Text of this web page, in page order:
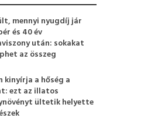
mennyi nyugdíj jár
és 40 év
után: sokakat
az összeg
kinyírja a hőség a
ezt az illatos
ültetik helyette